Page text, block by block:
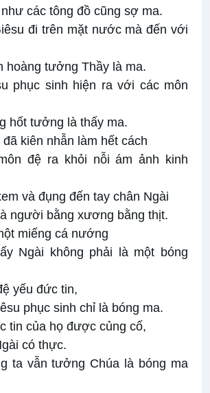
các tông đồ cũng sợ ma.
đi trên mặt nước mà đến với
hoàng tưởng Thầy là ma.
phục sinh hiện ra với các môn
hốt tưởng là thấy ma.
kiên nhẫn làm hết cách
đệ ra khỏi nỗi ám ảnh kinh
và đụng đến tay chân Ngài
người bằng xương bằng thịt.
miếng cá nướng
Ngài không phải là một bóng
yếu đức tin,
phục sinh chỉ là bóng ma.
tin của họ được củng cố,
có thực.
ta vẫn tưởng Chúa là bóng ma